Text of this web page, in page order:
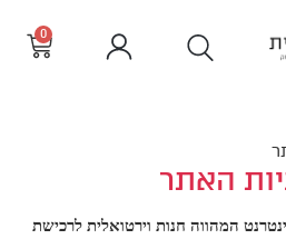
0
האתר
המהווה חנות וירטואלית לרכישת